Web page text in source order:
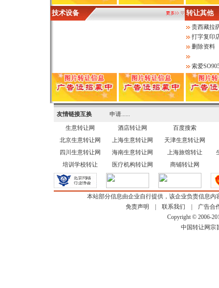
技术设备 转让其他
贵西藏拉
打字复印
删除资料
索爱
友情链接互换
申请......
生意转让网
酒店转让网
百度搜索
北京生意转让网
上海生意转让网 天津生意转让网
四川生意转让网
海南生意转让网 上海旅馆转让
培训学校转让
医疗机构转让网 商铺转让网
本站部分信息由企业自行提供，该企业负责信息
免责声明
联系我们
广告合
Copyright © 2006-
中国转让网宗